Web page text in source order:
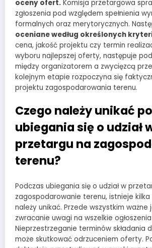
oceny ofert. Komisja przetargowa
zgłoszenia pod względem spełnienia
formalnych oraz merytorycznych.
oceniane według określonych
cena, jakość projektu czy termin
wyboru najlepszej oferty, następuje
między organizatorem a zwycięzcą
kolejnym etapie rozpoczyna się
projektu zagospodarowania terenu.
Czego należy unikać
ubiegania się o udział
przetargu na
terenu?
Podczas ubiegania się o udział w
zagospodarowanie terenu, istnieje
należy unikać. Przede wszystkim ważne
zwracanie uwagi na wszelkie
Nieprzestrzeganie terminów składania
może skutkować odrzuceniem oferty.